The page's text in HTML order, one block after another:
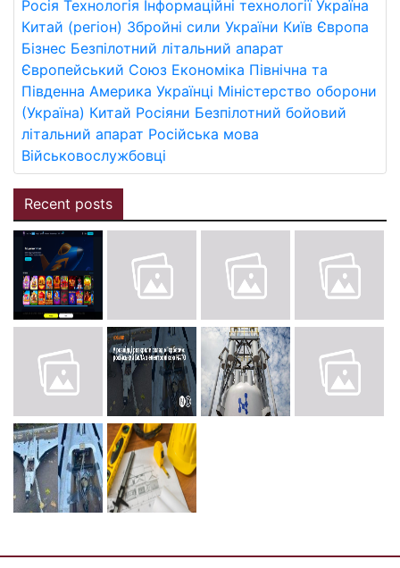
Росія Технологія Інформаційні технології Україна
Китай (регіон) Збройні сили України Київ Європа
Бізнес Безпілотний літальний апарат
Європейський Союз Економіка Північна та
Південна Америка Українці Міністерство оборони
(Україна) Китай Росіяни Безпілотний бойовий
літальний апарат Російська мова
Військовослужбовці
Recent posts